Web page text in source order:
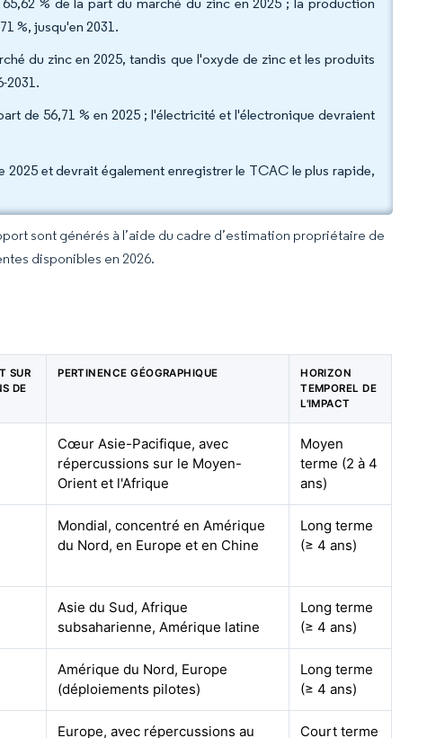
%, jusqu'en 2031.
du zinc en 2025, tandis que l'oxyde de zinc et les produits
2031.
de 56,71 % en 2025 ; l'électricité et l'électronique devraient
et devrait également enregistrer le TCAC le plus rapide,
sont générés à l’aide du cadre d’estimation propriétaire de
disponibles en 2026.
SUR
DE
PERTINENCE GÉOGRAPHIQUE
HORIZON
TEMPOREL DE
L'IMPACT
Cœur Asie-Pacifique, avec
répercussions sur le Moyen-
Orient et l'Afrique
Moyen
terme (2 à 4
ans)
Mondial, concentré en Amérique
du Nord, en Europe et en Chine
Long terme
(≥ 4 ans)
Asie du Sud, Afrique
subsaharienne, Amérique latine
Long terme
(≥ 4 ans)
Amérique du Nord, Europe
(déploiements pilotes)
Long terme
(≥ 4 ans)
Europe, avec répercussions au
Court terme